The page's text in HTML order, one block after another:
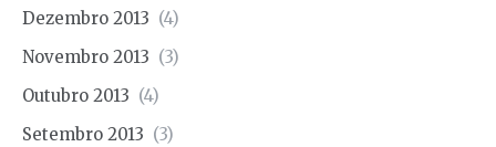
Dezembro 2013 (4)
Novembro 2013 (3)
Outubro 2013 (4)
Setembro 2013 (3)